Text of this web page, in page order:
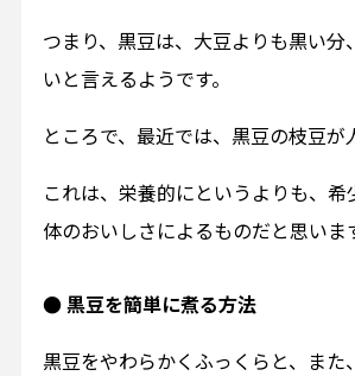
つまり、黒豆は、大豆よりも黒い分
いと言えるようです。
ところで、最近では、黒豆の枝豆が
これは、栄養的にというよりも、希
体のおいしさによるものだと思いま
● 黒豆を簡単に煮る方法
黒豆をやわらかくふっくらと、また